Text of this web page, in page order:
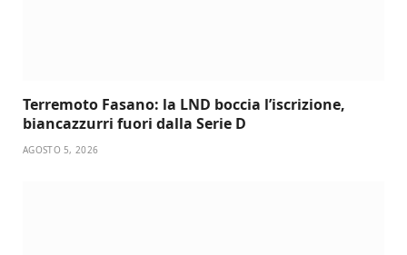
Terremoto Fasano: la LND boccia l’iscrizione,
biancazzurri fuori dalla Serie D
AGOSTO 5, 2026